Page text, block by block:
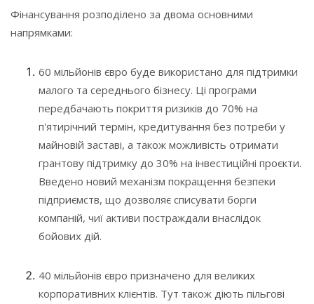
Фінансування розподілено за двома основними
напрямками:
60 мільйонів євро буде використано для підтримки
малого та середнього бізнесу. Ці програми
передбачають покриття ризиків до 70% на
п'ятирічний термін, кредитування без потреби у
майновій заставі, а також можливість отримати
грантову підтримку до 30% на інвестиційні проєкти.
Введено новий механізм покращення безпеки
підприємств, що дозволяє списувати борги
компаній, чиї активи постраждали внаслідок
бойових дій.
40 мільйонів євро призначено для великих
корпоративних клієнтів. Тут також діють пільгові